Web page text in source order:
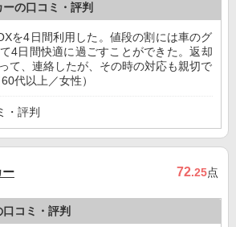
の口コミ・評判
を4日間利用した。値段の割には車のグ
4日間快適に過ごすことができた。返却
て、連絡したが、その時の対応も親切で
代以上／女性）
・評判
ー 72.25点
コミ・評判